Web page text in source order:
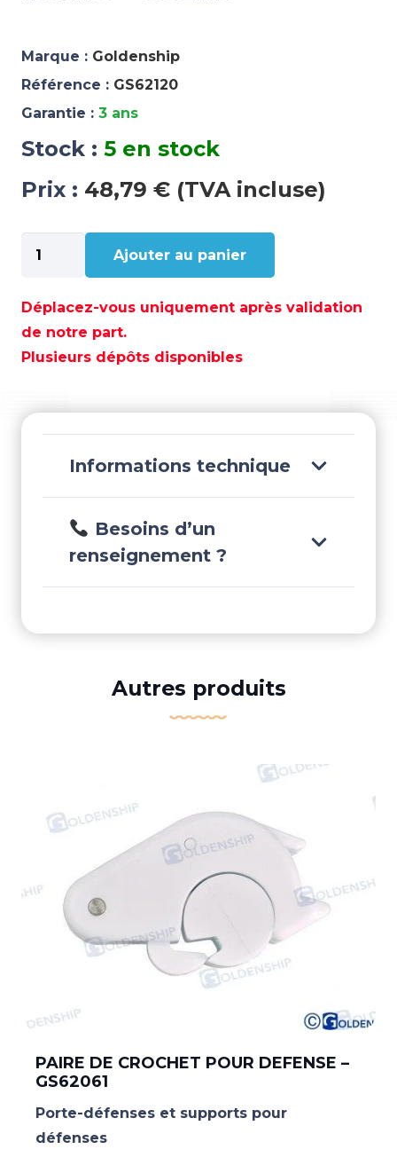
Marque : Goldenship
Référence : GS62120
Garantie : 3 ans
Stock : 5 en stock
Prix : 48,79 € (TVA incluse)
de
PARE-
BATTAGE
230X450
Ajouter au panier
Déplacez-vous uniquement après validation
de notre part.
Plusieurs dépôts disponibles
Informations technique
Besoins d’un
renseignement ?
Autres produits
PAIRE DE CROCHET POUR DEFENSE –
GS62061
Porte-défenses et supports pour
défenses